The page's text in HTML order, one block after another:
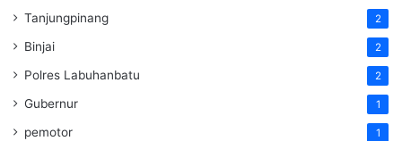
Tanjungpinang 2
Binjai 2
Polres Labuhanbatu 2
Gubernur 1
pemotor 1